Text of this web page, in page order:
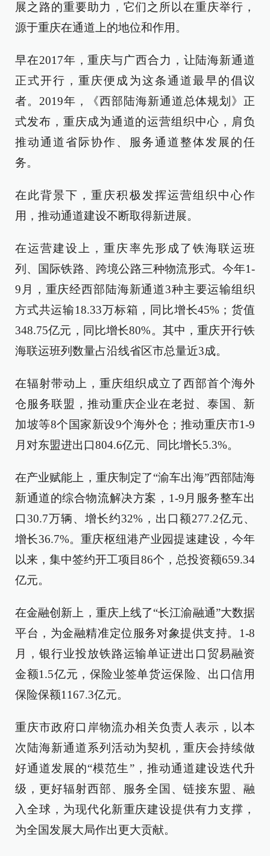
展之路的重要助力，它们之所以在重庆举行，
源于重庆在通道上的地位和作用。
早在2017年，重庆与广西合力，让陆海新通道
正式开行，重庆便成为这条通道最早的倡议
者。2019年，《西部陆海新通道总体规划》正
式发布，重庆成为通道的运营组织中心，肩负
推动通道省际协作、服务通道整体发展的任
务。
在此背景下，重庆积极发挥运营组织中心作
用，推动通道建设不断取得新进展。
在运营建设上，重庆率先形成了铁海联运班
列、国际铁路、跨境公路三种物流形式。今年1-
9月，重庆经西部陆海新通道3种主要运输组织
方式共运输18.33万标箱，同比增长45%；货值
348.75亿元，同比增长80%。其中，重庆开行铁
海联运班列数量占沿线省区市总量近3成。
在辐射带动上，重庆组织成立了西部首个海外
仓服务联盟，推动重庆企业在老挝、泰国、新
加坡等8个国家新设9个海外仓；推动重庆市1-9
月对东盟进出口804.6亿元、同比增长5.3%。
在产业赋能上，重庆制定了“渝车出海”西部陆海
新通道的综合物流解决方案，1-9月服务整车出
口30.7万辆、增长约32%，出口额277.2亿元、
增长36.7%。重庆枢纽港产业园提速建设，今年
以来，集中签约开工项目86个，总投资额659.34
亿元。
在金融创新上，重庆上线了“长江渝融通”大数据
平台，为金融精准定位服务对象提供支持。1-8
月，银行业投放铁路运输单证进出口贸易融资
金额1.5亿元，保险业签单货运保险、出口信用
保险保额1167.3亿元。
重庆市政府口岸物流办相关负责人表示，以本
次陆海新通道系列活动为契机，重庆会持续做
好通道发展的“模范生”，推动通道建设迭代升
级，更好辐射西部、服务全国、链接东盟、融
入全球，为现代化新重庆建设提供有力支撑，
为全国发展大局作出更大贡献。